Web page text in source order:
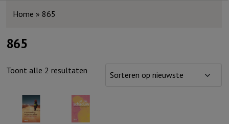
Home » 865
865
Toont alle 2 resultaten
nieuwste